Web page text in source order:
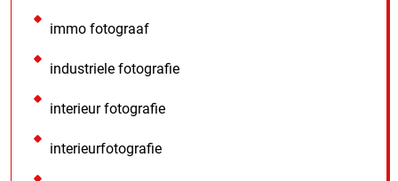
immo fotograaf
industriele fotografie
interieur fotografie
interieurfotografie